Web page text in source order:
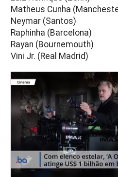
Matheus Cunha
Neymar (Santos)
Raphinha (Barcelona)
Rayan (Bournemouth)
Vini Jr. (Real Madrid)